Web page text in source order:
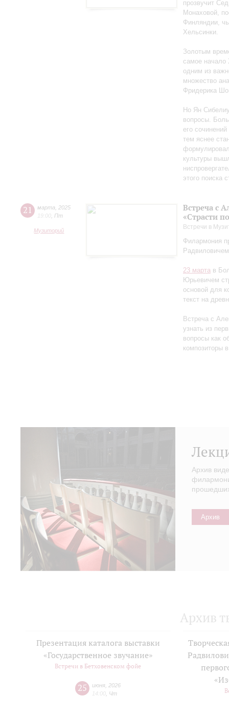
прозвучит
Монаховой,
Финляндии,
Хельсинки.
Золотым
самое начало
одним из
множество
Фридерика
Но Ян
вопросы.
его
тем яснее
культуры
этого поиска
21 марта
2025
19:00 Пт
Музиторий
Встреча с
«Страсти
Встречи в
Филармония
23 марта в
Юрьевичем
основой для
текст на
Встреча с
узнать из
вопросы как
композиторы
Архив
Архив
Архив
Презентация каталога выставки
«Государственное звучание»
Встречи в Бетховенском фойе
25 июня 2026
14:00 Чт